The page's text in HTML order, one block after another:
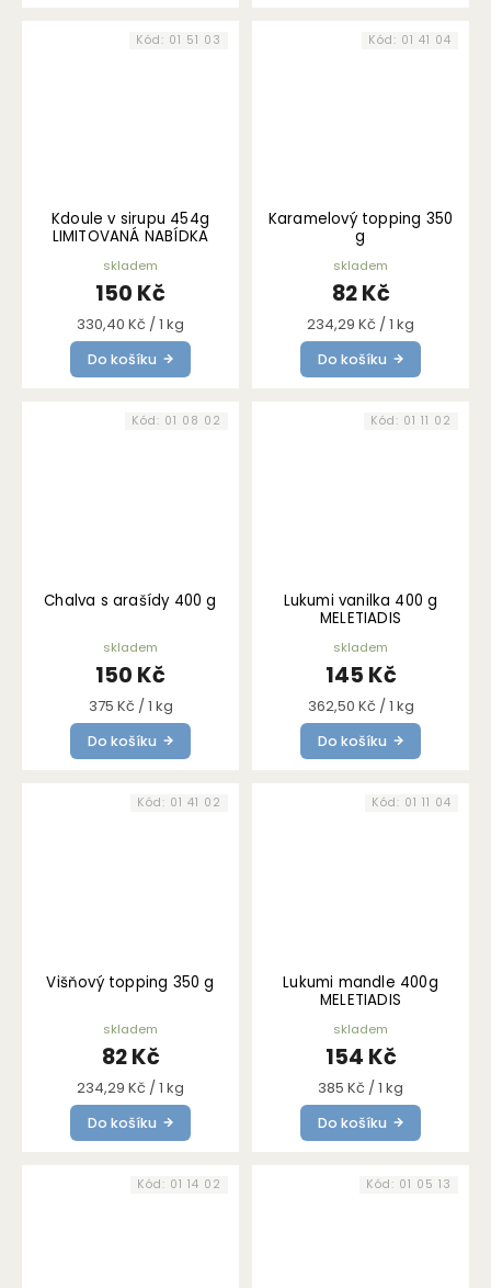
Kdoule v sirupu 454g
LIMITOVANÁ NABÍDKA
skladem
150 Kč
Měrná
cena:
330,40 Kč / 1 kg
Do košíku
Kód: 01 51 03
Karamelový topping 350
g
skladem
82 Kč
Měrná
cena:
234,29 Kč / 1 kg
Do košíku
Kód: 01 41 04
Chalva s arašídy 400 g
skladem
150 Kč
Měrná
cena:
375 Kč / 1 kg
Do košíku
Kód: 01 08 02
Lukumi vanilka 400 g
MELETIADIS
skladem
145 Kč
Měrná
cena:
362,50 Kč / 1 kg
Do košíku
Kód: 01 11 02
Višňový topping 350 g
skladem
82 Kč
Měrná
cena:
234,29 Kč / 1 kg
Do košíku
Kód: 01 41 02
Lukumi mandle 400g
MELETIADIS
skladem
154 Kč
Měrná
cena:
385 Kč / 1 kg
Do košíku
Kód: 01 11 04
Kód: 01 14 02 Kód: 01 05 13